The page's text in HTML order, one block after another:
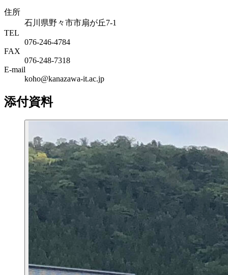
住所
石川県野々市市扇が丘7-1
TEL
076-246-4784
FAX
076-248-7318
E-mail
koho@kanazawa-it.ac.jp
添付資料